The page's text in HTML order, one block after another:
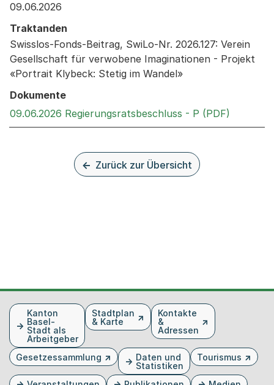
09.06.2026
Traktanden
Swisslos-Fonds-Beitrag, SwiLo-Nr. 2026.127: Verein
Gesellschaft für verwobene Imaginationen - Projekt
«Portrait Klybeck: Stetig im Wandel»
Dokumente
09.06.2026 Regierungsratsbeschluss - P (PDF)
Zurück zur Übersicht
FusszeileKanton
Basel-
Stadt als
Arbeitgeber
Stadtplan
& Karte
Kontakte
&
Adressen
Gesetzessammlung
Daten und
Statistiken
Tourismus